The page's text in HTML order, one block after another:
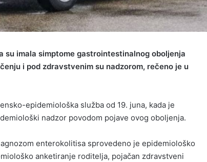
su imala simptome gastrointestinalnog oboljenja
i pod zdravstvenim su nadzorom, rečeno je u
epidemiološka služba od 19. juna, kada je
nadzor povodom pojave ovog oboljenja.
enterokolitisa sprovedeno je epidemiološko
anketiranje roditelja, pojačan zdravstveni